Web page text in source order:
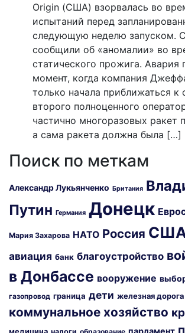
Origin (США) взорвалась во
испытаний перед
следующую неделю запуском.
сообщили об «аномалии» во
статического прожига. Авария
момент, когда компания
только начала приближаться к
второго полноценного
частично многоразовых ракет
а сама ракета должна была […]
Поиск по меткам
Александр Лукьянченко Британия
Путин Германия Донецк
Мария Захарова НАТО Россия
авиация банк благоустройство
в Донбассе вооружение
газопровод граница дети железная дорога
коммунальное хозяйство